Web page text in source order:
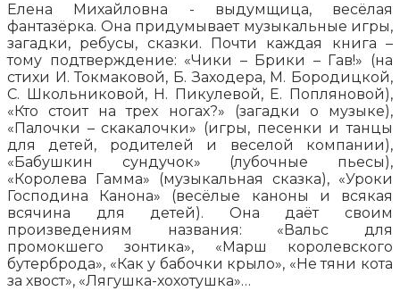
Елена Михайловна - выдумщица, весёлая
фантазёрка. Она придумывает музыкальные игры,
загадки, ребусы, сказки. Почти каждая книга –
тому подтверждение: «Чики – Брики – Гав!» (на
стихи И. Токмаковой, Б. Заходера, М. Бородицкой,
С. Школьниковой, Н. Пикулевой, Е. Попляновой),
«Кто стоит на трех ногах?» (загадки о музыке),
«Палочки – скакалочки» (игры, песенки и танцы
для детей, родителей и веселой компании),
«Бабушкин сундучок» (лубочные пьесы),
«Королева Гамма» (музыкальная сказка), «Уроки
Господина Канона» (весёлые каноны и всякая
всячина для детей). Она даёт своим
произведениям названия: «Вальс для
промокшего зонтика», «Марш королевского
бутерброда», «Как у бабочки крыло», «Не тяни кота
за хвост», «Лягушка-хохотушка»…